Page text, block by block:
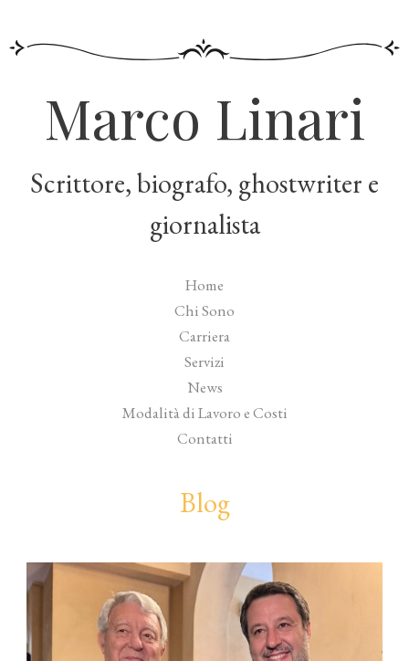
Marco Linari
Scrittore, biografo, ghostwriter e
giornalista
Home
Chi Sono
Carriera
Servizi
News
Modalità di Lavoro e Costi
Contatti
Blog